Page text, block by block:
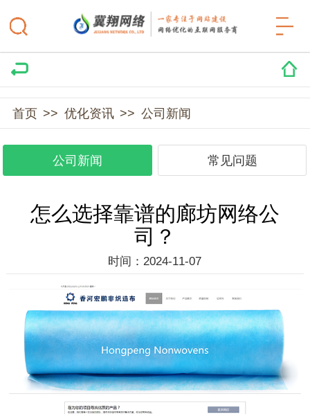
首页 >> 优化资讯 >> 公司新闻
公司新闻 常见问题
怎么选择靠谱的廊坊网络公
司？
时间：2024-11-07